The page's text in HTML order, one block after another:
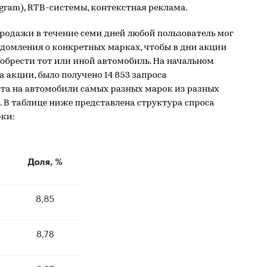
RTB-системы, контекстная реклама.
в течение семи дней любой пользователь мог
о конкретных марках, чтобы в дни акции
тот или иной автомобиль. На начальном
акции, было получено 14 853 запроса
на автомобили самых разных марок из разных
В таблице ниже представлена структура спроса
Доля, %
8,85
8,78